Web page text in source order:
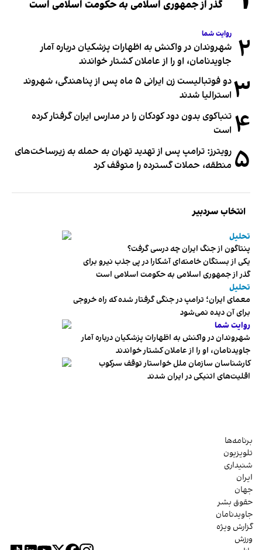
گذر از جمهوری اسلامی به حکومت اسلامی است
۲ روایت شما
شهروندان در واکنش به اظهارات پزشکیان درباره آمار
جاویدنامان، او را از عاملان کشتار خواندند
۳
دو فوتبالیست زن ایرانی ۵ ماه پس از پناهندگی، شهروند
استرالیا شدند
۴ تنباکوی بدون دود کودکان را در مدارس ایران گرفتار کرده
است
۵ رویترز: ترامپ پس از تهدید تهران به حمله به زیرساخت‌های
منطقه، حملات گسترده را متوقف کرد
انتخاب سردبیر
تحلیل
پنتاگون از جنگ ایران چه درسی گرفت؟
یکی از بستگان خامنه‌ای آشکارا در پی جذب نیرو برای
گذر از جمهوری اسلامی به حکومت اسلامی است
تحلیل
معمای ایران؛ ترامپ در جنگی گرفتار شده که راه خروجی
برای آن دیده نمی‌شود
روایت شما
شهروندان در واکنش به اظهارات پزشکیان درباره آمار
جاویدنامان، او را از عاملان کشتار خواندند
کارشناسان سازمان ملل خواستار توقف سرکوب
اقلیت‌های اتنیکی در ایران شدند
برنامه‌ها
تلویزیون
شنیداری
ایران
جهان
حقوق بشر
جاویدنامان
گزارش ویژه
ورزش